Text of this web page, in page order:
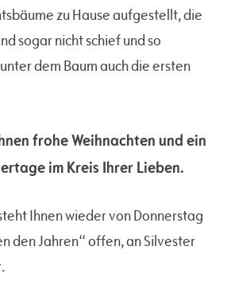
zu Hause aufgestellt, die
sogar nicht schief und so
dem Baum auch die ersten
frohe Weihnachten und ein
im Kreis Ihrer Lieben.
Ihnen wieder von Donnerstag
den Jahren“ offen, an Silvester